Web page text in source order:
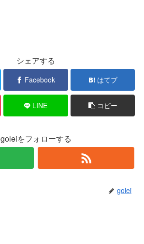
シェアする
Facebook はてブ
LINE コピー
goleiをフォローする
golei